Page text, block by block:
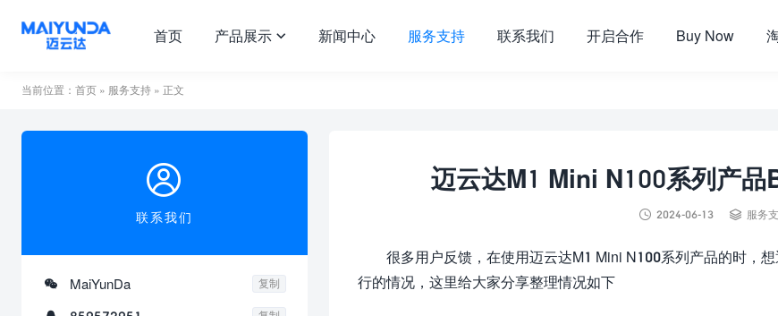
首页 产品展示  新闻中心 服务支持 联系我们 开启合作 Buy Now
当前位置： 首页 » 服务支持 » 正文
迈云达M1 Mini N100系列产品
 2024-06-13  服务
很多用户反馈，在使用迈云达M1 Mini N100系列产品的时，
行的情况，这里给大家分享整理情况如下

联系我们
 MaiYunDa 复制